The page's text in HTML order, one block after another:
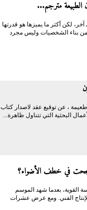
الطبيعة مترجم...
لكن أكثر ما يميزها هو قدرتها
بناء الشخصيات وليس مجرد
طعيمة ، عن توقيع عقد لاصدار كتاب
البحثية التي تتناول ظاهرة...
جديدة من المنافسة القوية، بعدما شهد الموسم
الفني. ومع عرض عشرات